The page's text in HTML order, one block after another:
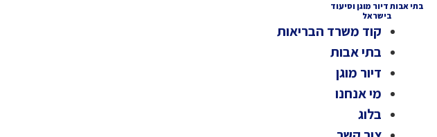
בתי אבות דיור מוגן וסיעוד
בישראל
קוד משרד הבריאות
בתי אבות
דיור מוגן
מי אנחנו
בלוג